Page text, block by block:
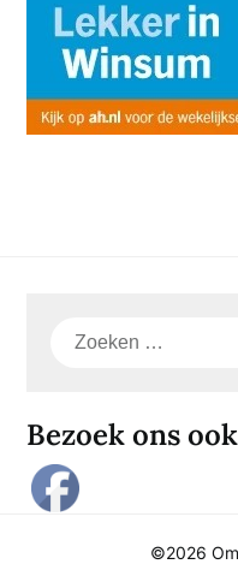
Zoeken
Bezoek ons
©2026